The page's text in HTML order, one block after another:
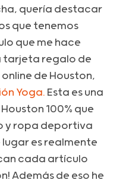
quería destacar
que tenemos
que me hace
tarjeta regalo de
de Houston,
Yoga. Esta es una
100% que
y ropa deportiva
lugar es realmente
cada artículo
Además de eso he